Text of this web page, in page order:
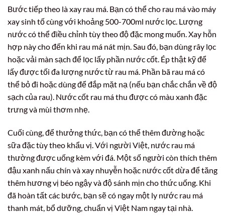
Bước tiếp theo là xay rau má. Bạn có thể cho rau má vào máy
xay sinh tố cùng với khoảng 500-700ml nước lọc. Lượng
nước có thể điều chỉnh tùy theo độ đặc mong muốn. Xay hỗn
hợp này cho đến khi rau má nát mịn. Sau đó, bạn dùng rây lọc
hoặc vải màn sạch để lọc lấy phần nước cốt. Ép thật kỹ để
lấy được tối đa lượng nước từ rau má. Phần bã rau má có
thể bỏ đi hoặc dùng để đắp mặt nạ (nếu bạn chắc chắn về độ
sạch của rau). Nước cốt rau má thu được có màu xanh đặc
trưng và mùi thơm nhẹ.
Cuối cùng, để thưởng thức, bạn có thể thêm đường hoặc
sữa đặc tùy theo khẩu vị. Với người Việt, nước rau má
thường được uống kèm với đá. Một số người còn thích thêm
đậu xanh nấu chín và xay nhuyễn hoặc nước cốt dừa để tăng
thêm hương vị béo ngậy và độ sánh mịn cho thức uống. Khi
đã hoàn tất các bước, bạn sẽ có ngay một ly nước rau má
thanh mát, bổ dưỡng, chuẩn vị Việt Nam ngay tại nhà.